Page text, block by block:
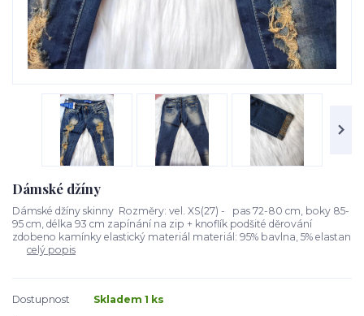
Dámské džíny
Dámské džíny skinny Rozměry: vel. XS(27) - pas 72-80 cm, boky 85-
95 cm, délka 93 cm zapínání na zip + knoflík podšité děrování
zdobeno kamínky elastický materiál materiál: 95% bavlna, 5% elastan
celý popis
Dostupnost
Skladem 1 ks